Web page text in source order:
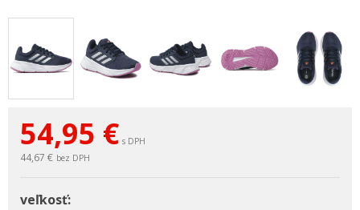
54,95 € s DPH
44,67 € bez DPH
veľkosť: